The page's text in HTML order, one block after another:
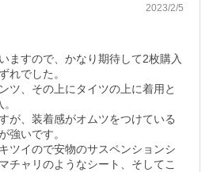
2023/2/5
ますので、かなり期待して2枚購入
れでした。
ツ、その上にタイツの上に着用と
が、装着感がオムツをつけている
強いです。
ツイので安物のサスペンションシ
チャリのようなシート、そしてこ